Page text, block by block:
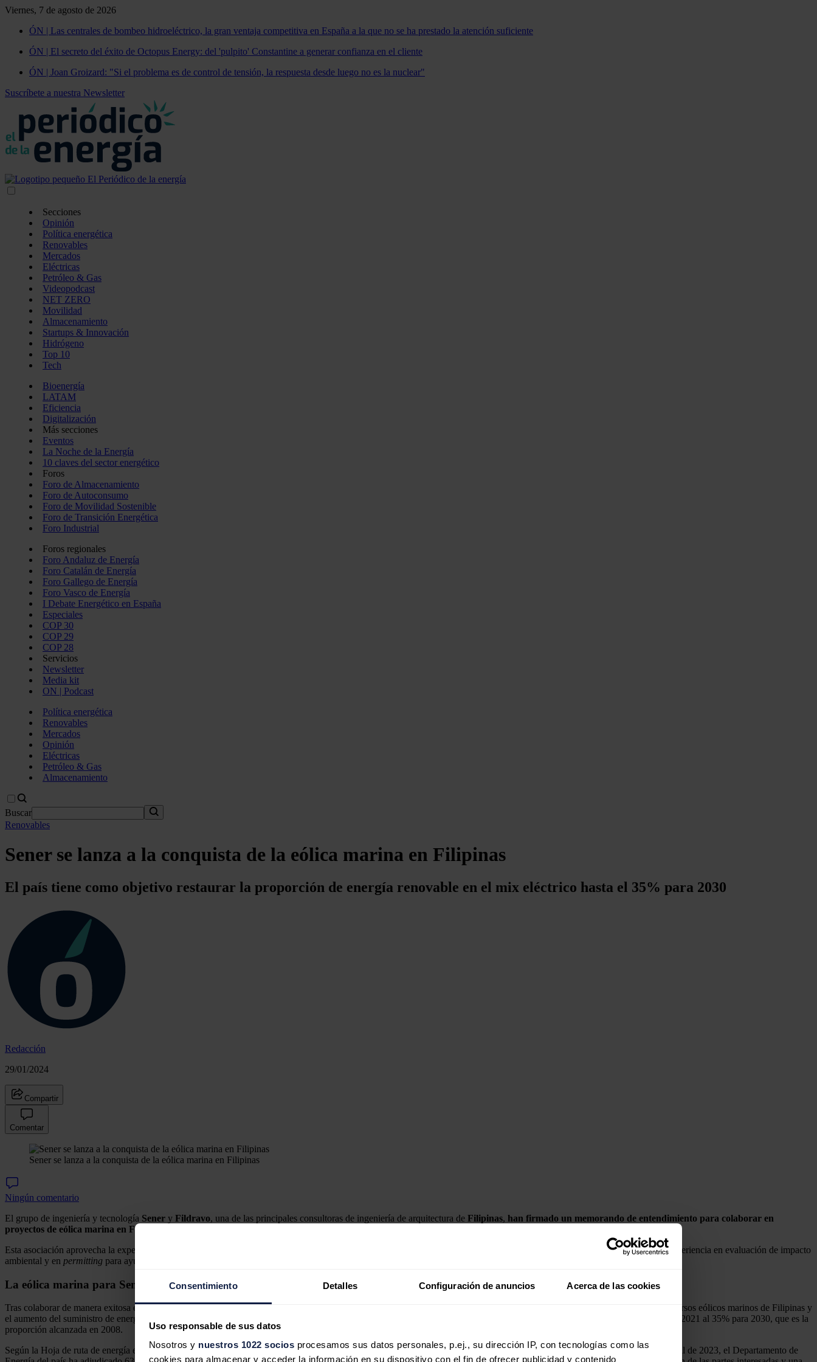
Consentimiento Detalles Configuración de anuncios Acerca de las cookies
Uso responsable de sus datos
Nosotros y nuestros 1022 socios procesamos sus datos personales, p.ej., su dirección IP, con tecnologías como las
cookies para almacenar y acceder la información en su dispositivo con el fin de ofrecer publicidad y contenido
Viernes, 7 de agosto de 2026
ÓN | Las centrales de bombeo hidroeléctrico, la gran ventaja competitiva en España a la que no se ha prestado la atención suficiente
ÓN | El secreto del éxito de Octopus Energy: del 'pulpito' Constantine a generar confianza en el cliente
ÓN | Joan Groizard: "Si el problema es de control de tensión, la respuesta desde luego no es la nuclear"
Suscríbete a nuestra Newsletter
Secciones
Opinión
Política energética
Renovables
Mercados
Eléctricas
Petróleo & Gas
Videopodcast
NET ZERO
Movilidad
Almacenamiento
Startups & Innovación
Hidrógeno
Top 10
Tech
Bioenergía
LATAM
Eficiencia
Digitalización
Más secciones
Eventos
La Noche de la Energía
10 claves del sector energético
Foros
Foro de Almacenamiento
Foro de Autoconsumo
Foro de Movilidad Sostenible
Foro de Transición Energética
Foro Industrial
Foros regionales
Foro Andaluz de Energía
Foro Catalán de Energía
Foro Gallego de Energía
Foro Vasco de Energía
I Debate Energético en España
Especiales
COP 30
COP 29
COP 28
Servicios
Newsletter
Media kit
ON | Podcast
Política energética
Renovables
Mercados
Opinión
Eléctricas
Petróleo & Gas
Almacenamiento
Buscar
Renovables
Sener se lanza a la conquista de la eólica marina en Filipinas
El país tiene como objetivo restaurar la proporción de energía renovable en el mix eléctrico hasta el 35% para 2030
Redacción
29/01/2024
Compartir
Comentar
Sener se lanza a la conquista de la eólica marina en Filipinas
Ningún comentario
El grupo de ingeniería y tecnología Sener y Fildravo, una de las principales consultoras de ingeniería de arquitectura de Filipinas, han firmado un memorando de entendimiento para colaborar en
proyectos de eólica marina en Filipinas
Esta asociación aprovecha la experiencia de Sener en
stakeholders, así como experiencia en evaluación de impacto
ambiental y en permitting para ayudar al gobierno, la industria y la comunidad a aprovechar el vasto potencial eólico marino del país.
La eólica marina para Sener
Tras colaborar de manera exitosa en la autopista Cebu-Cordova Link Expressway (CCLEX), ambos socios centran ahora sus esfuerzos compartidos en sostenibilidad en los recursos eólicos marinos de Filipinas y
el aumento del suministro de energía renovable. El gobierno tiene como objetivo restaurar la proporción general de energía renovable en el mix eléctrico de Filipinas del 21% en 2021 al 35% para 2030, que es la
proporción alcanzada en 2008.
Según la Hoja de ruta de energía eólica marina de Filipinas para 2022 del Banco Mundial, Filipinas tiene un potencial técnico de recursos eólicos marinos de 178 GW. Hasta abril de 2023, el Departamento de